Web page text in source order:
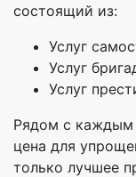
состоящий из:
Услуг
Услуг
Услуг
Рядом с каждым
цена для
только лучшее